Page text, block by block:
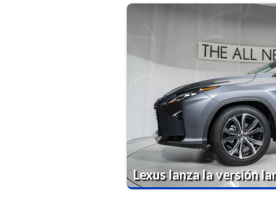
Lexus lanza la versión